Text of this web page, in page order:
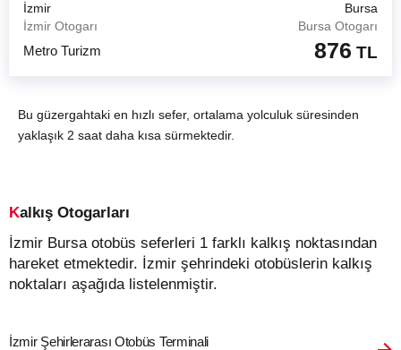
İzmir
Bursa
İzmir Otogarı
Bursa Otogarı
Metro Turizm 876 TL
Bu güzergahtaki en hızlı sefer, ortalama yolculuk süresinden
yaklaşık 2 saat daha kısa sürmektedir.
Kalkış Otogarları
İzmir Bursa otobüs seferleri 1 farklı kalkış noktasından
hareket etmektedir. İzmir şehrindeki otobüslerin kalkış
noktaları aşağıda listelenmiştir.
İzmir Şehirlerarası Otobüs Terminali